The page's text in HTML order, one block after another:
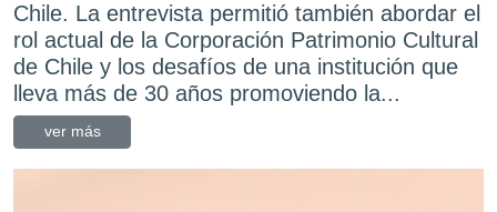
Chile. La entrevista permitió también abordar el
rol actual de la Corporación Patrimonio Cultural
de Chile y los desafíos de una institución que
lleva más de 30 años promoviendo la...
ver más